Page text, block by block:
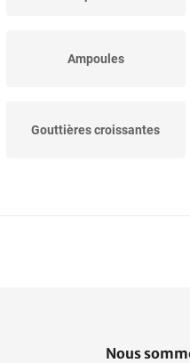
Ampoules
Gouttières croissantes
Nous